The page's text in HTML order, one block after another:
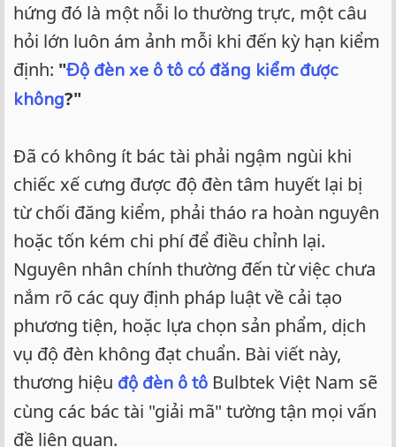
hứng đó là một nỗi lo thường trực, một câu
hỏi lớn luôn ám ảnh mỗi khi đến kỳ hạn kiểm
định: "Độ đèn xe ô tô có đăng kiểm được
không?"
Đã có không ít bác tài phải ngậm ngùi khi
chiếc xế cưng được độ đèn tâm huyết lại bị
từ chối đăng kiểm, phải tháo ra hoàn nguyên
hoặc tốn kém chi phí để điều chỉnh lại.
Nguyên nhân chính thường đến từ việc chưa
nắm rõ các quy định pháp luật về cải tạo
phương tiện, hoặc lựa chọn sản phẩm, dịch
vụ độ đèn không đạt chuẩn. Bài viết này,
thương hiệu độ đèn ô tô Bulbtek Việt Nam sẽ
cùng các bác tài "giải mã" tường tận mọi vấn
đề liên quan.